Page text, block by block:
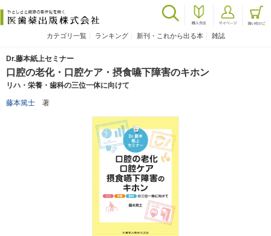
カテゴリ一覧 ランキング 新刊・これから出る本 雑誌
Dr.藤本紙上セミナー
口腔の老化・口腔ケア・摂食嚥下障害のキホン
リハ・栄養・歯科の三位一体に向けて
藤本篤士 著